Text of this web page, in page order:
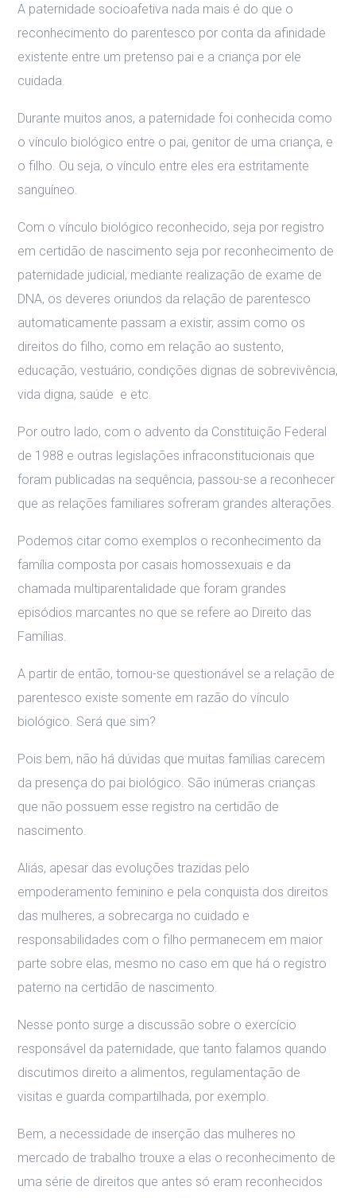
A paternidade socioafetiva nada mais é do que o
reconhecimento do parentesco por conta da afinidade
existente entre um pretenso pai e a criança por ele
cuidada.
Durante muitos anos, a paternidade foi conhecida como
o vínculo biológico entre o pai, genitor de uma criança, e
o filho. Ou seja, o vínculo entre eles era estritamente
sanguíneo.
Com o vínculo biológico reconhecido, seja por registro
em certidão de nascimento seja por reconhecimento de
paternidade judicial, mediante realização de exame de
DNA, os deveres oriundos da relação de parentesco
automaticamente passam a existir, assim como os
direitos do filho, como em relação ao sustento,
educação, vestuário, condições dignas de sobrevivência,
vida digna, saúde e etc.
Por outro lado, com o advento da Constituição Federal
de 1988 e outras legislações infraconstitucionais que
foram publicadas na sequência, passou-se a reconhecer
que as relações familiares sofreram grandes alterações.
Podemos citar como exemplos o reconhecimento da
família composta por casais homossexuais e da
chamada multiparentalidade que foram grandes
episódios marcantes no que se refere ao Direito das
Famílias.
A partir de então, tornou-se questionável se a relação de
parentesco existe somente em razão do vínculo
biológico. Será que sim?
Pois bem, não há dúvidas que muitas famílias carecem
da presença do pai biológico. São inúmeras crianças
que não possuem esse registro na certidão de
nascimento.
Aliás, apesar das evoluções trazidas pelo
empoderamento feminino e pela conquista dos direitos
das mulheres, a sobrecarga no cuidado e
responsabilidades com o filho permanecem em maior
parte sobre elas, mesmo no caso em que há o registro
paterno na certidão de nascimento.
Nesse ponto surge a discussão sobre o exercício
responsável da paternidade, que tanto falamos quando
discutimos direito a alimentos, regulamentação de
visitas e guarda compartilhada, por exemplo.
Bem, a necessidade de inserção das mulheres no
mercado de trabalho trouxe a elas o reconhecimento de
uma série de direitos que antes só eram reconhecidos